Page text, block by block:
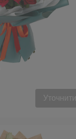
Уточнити